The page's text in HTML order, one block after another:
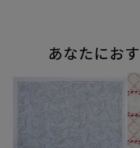
あなたにお